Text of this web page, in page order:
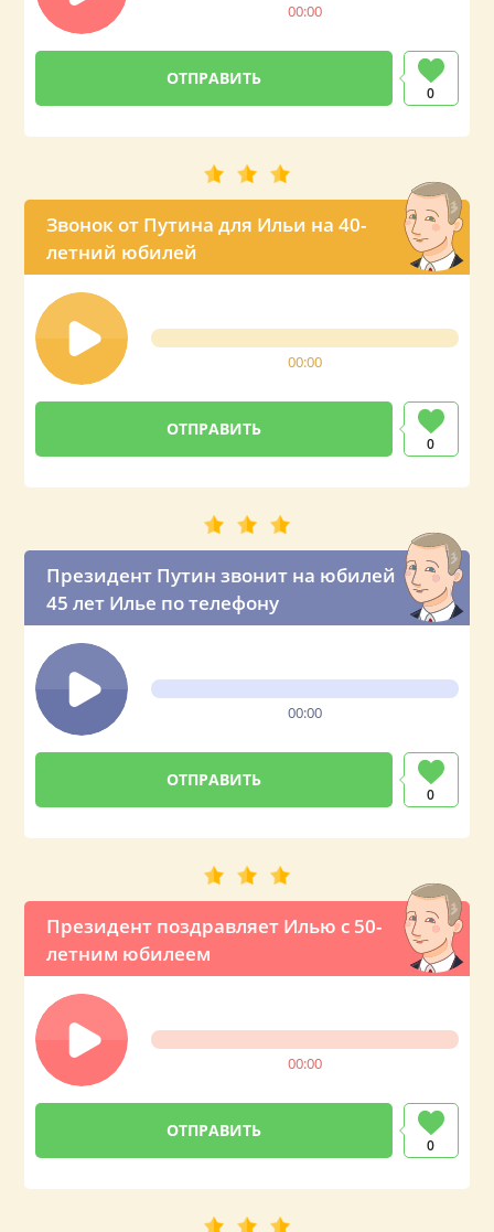
00:00
0
Звонок от Путина для Ильи на 40-
летний юбилей
00:00
0
Президент Путин звонит на юбилей
45 лет Илье по телефону
00:00
0
Президент поздравляет Илью с 50-
летним юбилеем
00:00
0